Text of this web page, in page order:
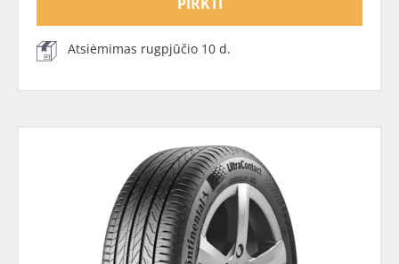
Atsiėmimas rugpjūčio 10 d.